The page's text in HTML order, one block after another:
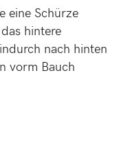
eine Schürze
hintere
nach hinten
vorm Bauch